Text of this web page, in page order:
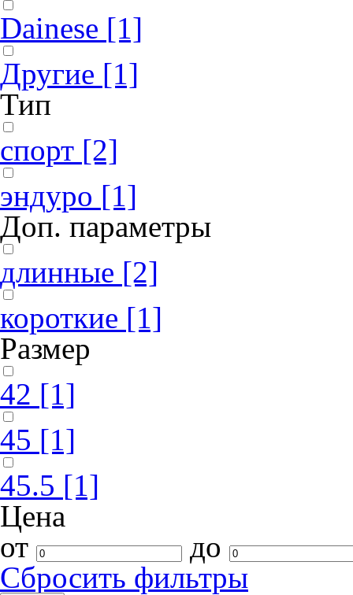
Dainese [1]
Другие [1]
Тип
спорт [2]
эндуро [1]
Доп. параметры
длинные [2]
короткие [1]
Размер
42 [1]
45 [1]
45.5 [1]
Цена
от
до
Cбросить фильтры